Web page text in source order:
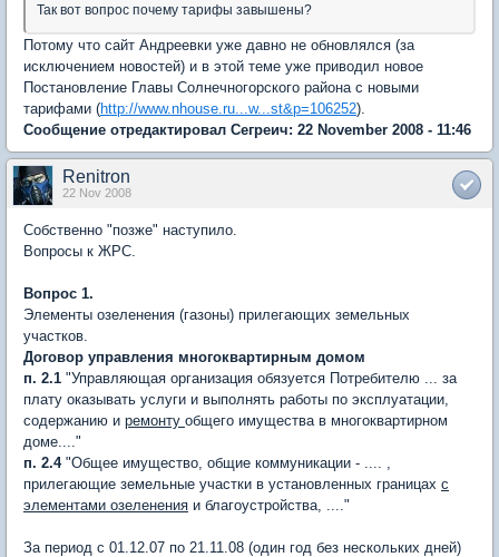
Так вот вопрос почему тарифы завышены?
Потому что сайт Андреевки уже давно не обновлялся (за
исключением новостей) и в этой теме уже приводил новое
Постановление Главы Солнечногорского района с новыми
тарифами (http://www.nhouse.ru...w...st&p=106252).
Сообщение отредактировал Сегреич: 22 November 2008 - 11:46
Renitron
22 Nov 2008
Собственно "позже" наступило.
Вопросы к ЖРС.
Вопрос 1.
Элементы озеленения (газоны) прилегающих земельных
участков.
Договор управления многоквартирным домом
п. 2.1 "Управляющая организация обязуется Потребителю ... за
плату оказывать услуги и выполнять работы по эксплуатации,
содержанию и ремонту общего имущества в многоквартирном
доме...."
п. 2.4"Общее имущество, общие коммуникации - .... ,
прилегающие земельные участки в установленных границах с
элементами озеленения и благоустройства, ...."
За период с 01.12.07 по 21.11.08 (один год без нескольких дней)